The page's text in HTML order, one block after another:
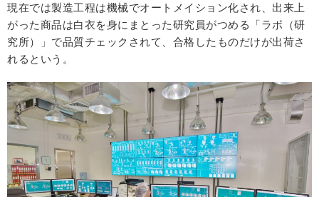
現在では製造工程は機械でオートメイション化され、出来上
がった商品は白衣を身にまとった研究員がつめる「ラボ（研
究所）」で品質チェックされて、合格したものだけが出荷さ
れるという。